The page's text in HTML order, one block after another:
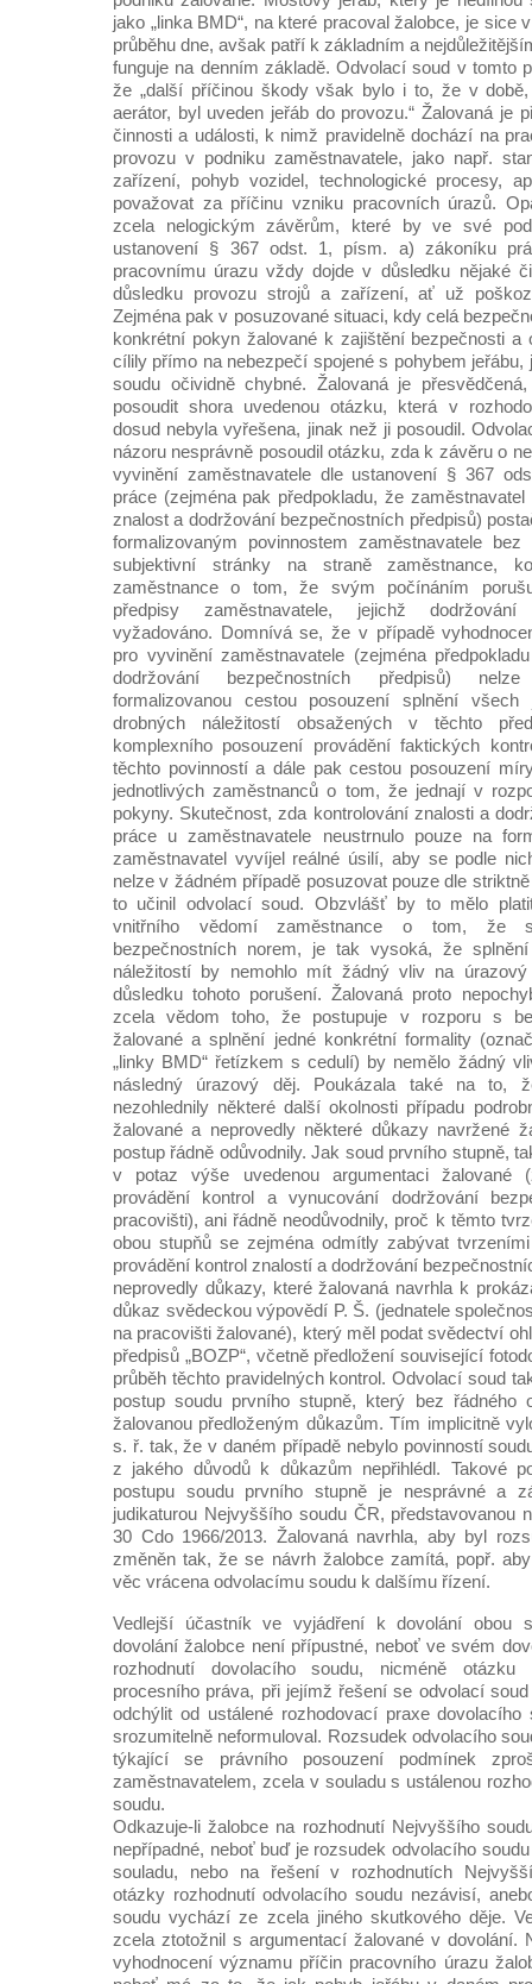
jako „linka BMD“, na které pracoval žalobce, je sice
průběhu dne, avšak patří k základním a
funguje na denním základě. Odvolací soud v tomto
že „další příčinou škody však bylo i to, že v
aerátor, byl uveden jeřáb do provozu.“ Žalovaná je
činnosti a události, k nimž pravidelně dochází na
provozu v podniku zaměstnavatele, jako např.
zařízení, pohyb vozidel, technologické procesy,
považovat za příčinu vzniku pracovních úrazů.
zcela nelogickým závěrům, které by ve své
ustanovení § 367 odst. 1, písm. a) zákoníku
pracovnímu úrazu vždy dojde v důsledku nějaké
důsledku provozu strojů a zařízení, ať už
Zejména pak v posuzované situaci, kdy celá
konkrétní pokyn žalované k zajištění bezpečnosti a
cílily přímo na nebezpečí spojené s pohybem
soudu očividně chybné. Žalovaná je
posoudit shora uvedenou otázku, která v
dosud nebyla vyřešena, jinak než ji posoudil.
názoru nesprávně posoudil otázku, zda k závěru o
vyvinění zaměstnavatele dle ustanovení § 367
práce (zejména pak předpokladu, že
znalost a dodržování bezpečnostních předpisů)
formalizovaným povinnostem zaměstnavatele bez
subjektivní stránky na straně zaměstnance,
zaměstnance o tom, že svým počínáním
předpisy zaměstnavatele, jejichž
vyžadováno. Domnívá se, že v případě
pro vyvinění zaměstnavatele (zejména
dodržování bezpečnostních předpisů)
formalizovanou cestou posouzení splnění
drobných náležitostí obsažených v těchto
komplexního posouzení provádění faktických
těchto povinností a dále pak cestou posouzení
jednotlivých zaměstnanců o tom, že jednají v
pokyny. Skutečnost, zda kontrolování znalosti a
práce u zaměstnavatele neustrnulo pouze na
zaměstnavatel vyvíjel reálné úsilí, aby se podle
nelze v žádném případě posuzovat pouze dle
to učinil odvolací soud. Obzvlášť by to mělo
vnitřního vědomí zaměstnance o tom, že
bezpečnostních norem, je tak vysoká, že
náležitostí by nemohlo mít žádný vliv na
důsledku tohoto porušení. Žalovaná proto
zcela vědom toho, že postupuje v rozporu s
žalované a splnění jedné konkrétní formality
„linky BMD“ řetízkem s cedulí) by nemělo žádný
následný úrazový děj. Poukázala také na to,
nezohlednily některé další okolnosti případu
žalované a neprovedly některé důkazy navržené
postup řádně odůvodnily. Jak soud prvního stupně,
v potaz výše uvedenou argumentaci žalované
provádění kontrol a vynucování dodržování
pracovišti), ani řádně neodůvodnily, proč k těmto
obou stupňů se zejména odmítly zabývat
provádění kontrol znalostí a dodržování
neprovedly důkazy, které žalovaná navrhla k
důkaz svědeckou výpovědí P. Š. (jednatele
na pracovišti žalované), který měl podat svědectví
předpisů „BOZP“, včetně předložení související
průběh těchto pravidelných kontrol. Odvolací soud
postup soudu prvního stupně, který bez řádného
žalovanou předloženým důkazům. Tím implicitně
s. ř. tak, že v daném případě nebylo povinností
z jakého důvodů k důkazům nepřihlédl. Takové
postupu soudu prvního stupně je nesprávné a
judikaturou Nejvyššího soudu ČR, představovanou
30 Cdo 1966/2013. Žalovaná navrhla, aby byl
změněn tak, že se návrh žalobce zamítá, popř.
věc vrácena odvolacímu soudu k dalšímu řízení.
Vedlejší účastník ve vyjádření k dovolání obou
dovolání žalobce není přípustné, neboť ve svém
rozhodnutí dovolacího soudu, nicméně
procesního práva, při jejímž řešení se odvolací
odchýlit od ustálené rozhodovací praxe
srozumitelně neformuloval. Rozsudek odvolacího
týkající se právního posouzení podmínek
zaměstnavatelem, zcela v souladu s ustálenou
soudu.
Odkazuje-li žalobce na rozhodnutí Nejvyššího
nepřípadné, neboť buď je rozsudek odvolacího
souladu, nebo na řešení v rozhodnutích
otázky rozhodnutí odvolacího soudu nezávisí,
soudu vychází ze zcela jiného skutkového děje.
zcela ztotožnil s argumentací žalované v dovolání.
vyhodnocení významu příčin pracovního úrazu